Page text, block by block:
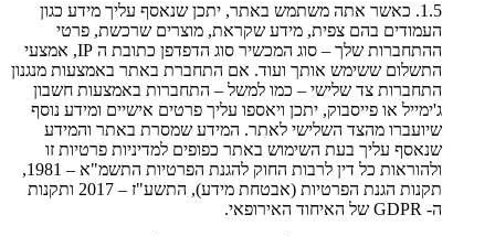
1.5. כאשר אתה משתמש באתר, יתכן שנאסף עליך מידע כגון
העמודים בהם צפית, מידע שקראת, מוצרים שרכשת, פרטי
ההתחברות שלך – סוג המכשיר סוג הדפדפן כתובת ה IP, אמצעי
התשלום ששימש אותך ועוד. אם התחברת באתר באמצעות מנגנון
התחברות צד שלישי – כמו למשל – התחברות באמצעות חשבון
ג'ימייל או פייסבוק, יתכן ויאספו עליך פרטים אישיים ומידע נוסף
שיועברו מהצד השלישי לאתר. המידע שמסרת באתר והמידע
שנאסף עליך בעת השימוש באתר כפופים למדיניות פרטיות זו
ולהוראות כל דין לרבות החוק להגנת הפרטיות התשמ"א – 1981,
תקנות הגנת הפרטיות (אבטחת מידע), התשע"ז – 2017 ותקנות
ה- GDPR של האיחוד האירופאי.